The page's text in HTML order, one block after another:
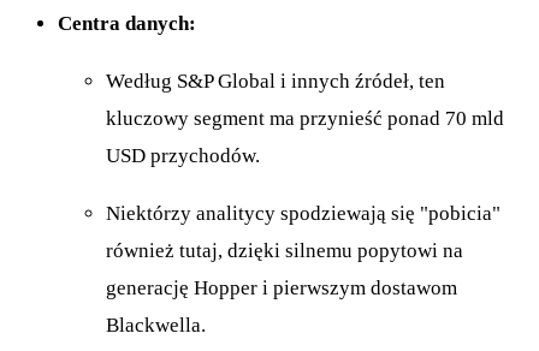
Centra danych:
Według S&P Global i innych źródeł, ten
kluczowy segment ma przynieść ponad 70 mld
USD przychodów.
Niektórzy analitycy spodziewają się "pobicia"
również tutaj, dzięki silnemu popytowi na
generację Hopper i pierwszym dostawom
Blackwella.